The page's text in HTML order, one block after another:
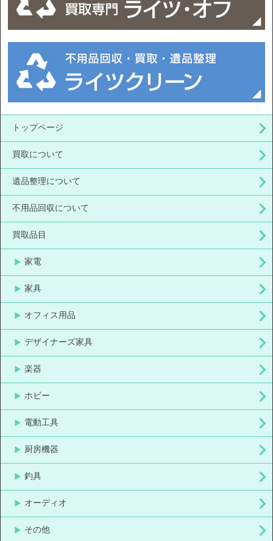
トップページ
買取について
遺品整理について
不用品回収について
買取品目
家電
家具
オフィス用品
デザイナーズ家具
楽器
ホビー
電動工具
厨房機器
釣具
オーディオ
その他